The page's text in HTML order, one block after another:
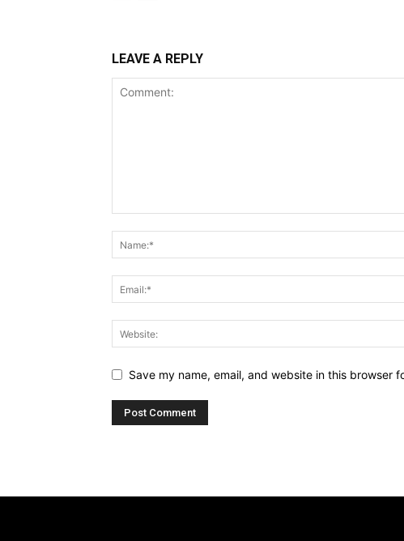
LEAVE A REPLY
Save my name, email, and website in this browser